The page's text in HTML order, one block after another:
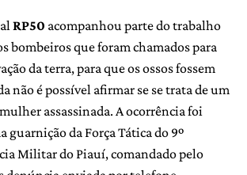
RP50 acompanhou parte do trabalho
bombeiros que foram chamados para
da terra, para que os ossos fossem
não é possível afirmar se se trata de um
assassinada. A ocorrência foi
guarnição da Força Tática do 9º
Militar do Piauí, comandado pelo